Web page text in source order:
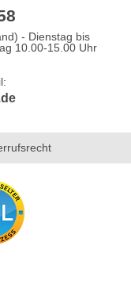
- Dienstag bis
10.00-15.00 Uhr